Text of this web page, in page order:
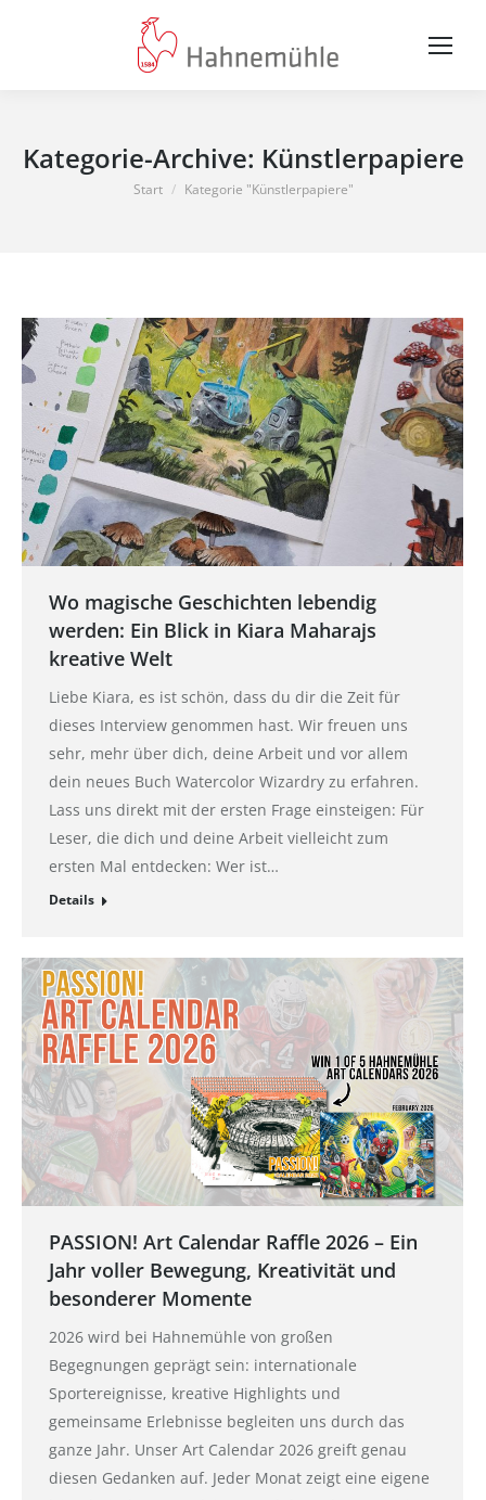
Kategorie-Archive: Künstlerpapiere
Sie befinden sich hier:
Start Kategorie "Künstlerpapiere"
Wo magische Geschichten lebendig
werden: Ein Blick in Kiara Maharajs
kreative Welt
Liebe Kiara, es ist schön, dass du dir die Zeit für
dieses Interview genommen hast. Wir freuen uns
sehr, mehr über dich, deine Arbeit und vor allem
dein neues Buch Watercolor Wizardry zu erfahren.
Lass uns direkt mit der ersten Frage einsteigen: Für
Leser, die dich und deine Arbeit vielleicht zum
ersten Mal entdecken: Wer ist…
Details
PASSION! Art Calendar Raffle 2026 – Ein
Jahr voller Bewegung, Kreativität und
besonderer Momente
2026 wird bei Hahnemühle von großen
Begegnungen geprägt sein: internationale
Sportereignisse, kreative Highlights und
gemeinsame Erlebnisse begleiten uns durch das
ganze Jahr. Unser Art Calendar 2026 greift genau
diesen Gedanken auf. Jeder Monat zeigt eine eigene